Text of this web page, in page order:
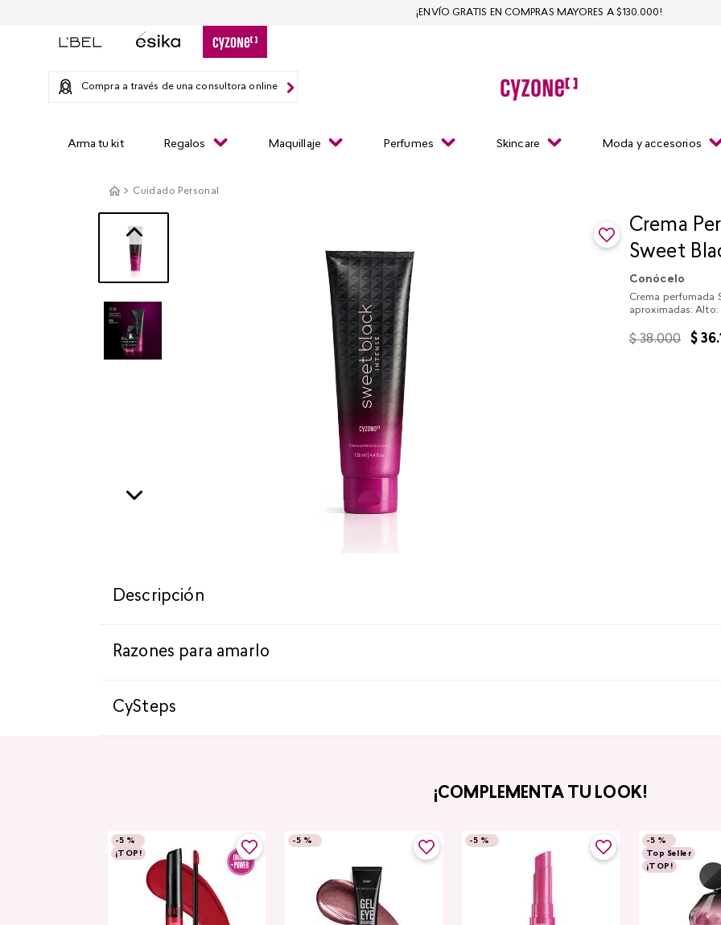
Compra a través de una consultora online
Arma tu kit Regalos Maquillaje Perfumes Skincare Moda y accesorios
¡ENVÍO GRATIS EN COMPRAS MAYORES A $130.000!
Cuidado Personal
Crema
Sweet
Conócelo
Crema perfumada
aproximadas: Alto:
$ 38.000 $ 36.
Descripción
Razones para amarlo
CySteps
¡COMPLEMENTA TU LOOK!
-5 %
¡TOP!
-5 % -5 % -5 %
Top Seller
¡TOP!